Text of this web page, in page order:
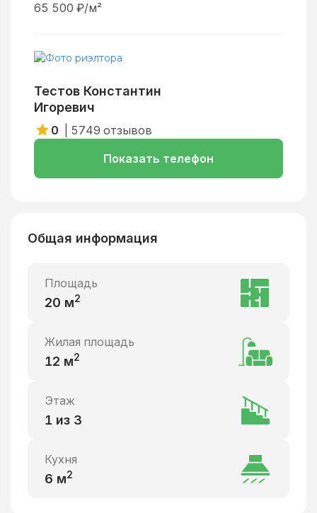
65 500 ₽/м²
Тестов Константин
Игоревич
0 5749 отзывов
Показать телефон
Общая информация
Площадь
20 м2
Жилая площадь
12 м2
Этаж
1 из 3
Кухня
6 м2